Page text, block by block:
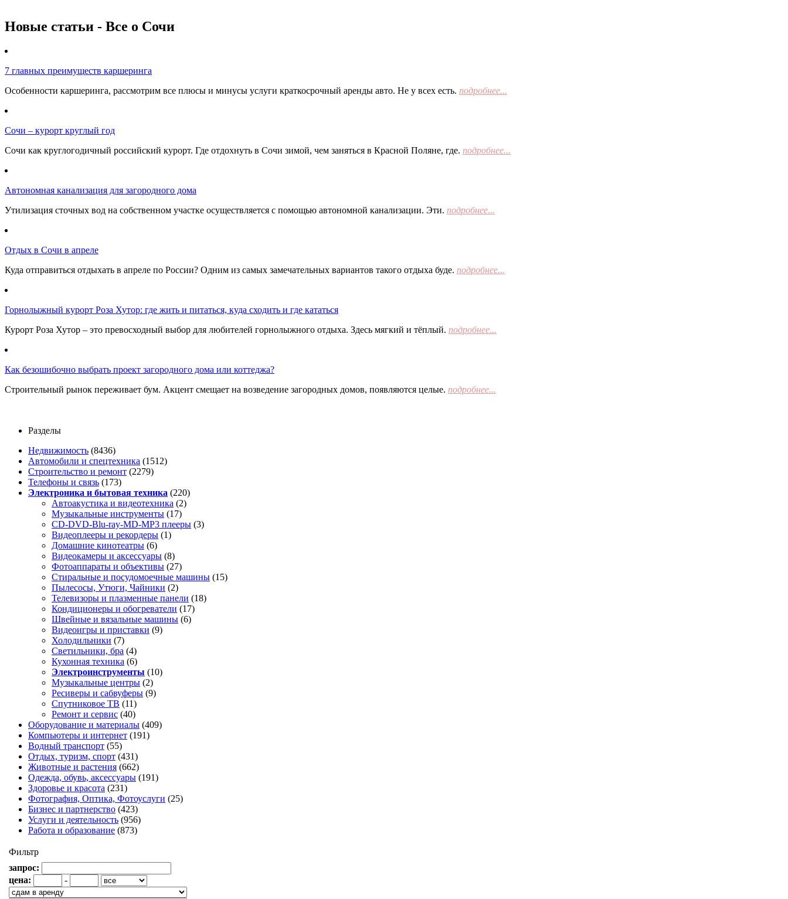
Новые статьи - Все о Сочи
7 главных преимуществ каршеринга
Особенности каршеринга, рассмотрим все плюсы и минусы услуги краткосрочный аренды авто. Не у всех есть. подробнее...
Сочи – курорт круглый год
Сочи как круглогодичный российский курорт. Где отдохнуть в Сочи зимой, чем заняться в Красной Поляне, где. подробнее...
Автономная канализация для загородного дома
Утилизация сточных вод на собственном участке осуществляется с помощью автономной канализации. Эти. подробнее...
Отдых в Сочи в апреле
Куда отправиться отдыхать в апреле по России? Одним из самых замечательных вариантов такого отдыха буде. подробнее...
Горнолыжный курорт Роза Хутор: где жить и питаться, куда сходить и где кататься
Курорт Роза Хутор – это превосходный выбор для любителей горнолыжного отдыха. Здесь мягкий и тёплый. подробнее...
Как безошибочно выбрать проект загородного дома или коттеджа?
Строительный рынок переживает бум. Акцент смещает на возведение загородных домов, появляются целые. подробнее...
Разделы
Недвижимость (8436)
Автомобили и спецтехника (1512)
Строительство и ремонт (2279)
Телефоны и связь (173)
Электроника и бытовая техника (220)
Автоакустика и видеотехника (2)
Музыкальные инструменты (17)
CD-DVD-Blu-ray-MD-MP3 плееры (3)
Видеоплееры и рекордеры (1)
Домашние кинотеатры (6)
Видеокамеры и аксессуары (8)
Фотоаппараты и объективы (27)
Стиральные и посудомоечные машины (15)
Пылесосы, Утюги, Чайники (2)
Телевизоры и плазменные панели (18)
Кондиционеры и обогреватели (17)
Швейные и вязальные машины (6)
Видеоигры и приставки (9)
Холодильники (7)
Светильники, бра (4)
Кухонная техника (6)
Электроинструменты (10)
Музыкальные центры (2)
Ресиверы и сабвуферы (9)
Спутниковое ТВ (11)
Ремонт и сервис (40)
Оборудование и материалы (409)
Компьютеры и интернет (191)
Водный транспорт (55)
Отдых, туризм, спорт (431)
Животные и растения (662)
Одежда, обувь, аксессуары (191)
Здоровье и красота (231)
Фотография, Оптика, Фотоуслуги (25)
Бизнес и партнерство (423)
Услуги и деятельность (956)
Работа и образование (873)
Фильтр
запрос:
цена:
-